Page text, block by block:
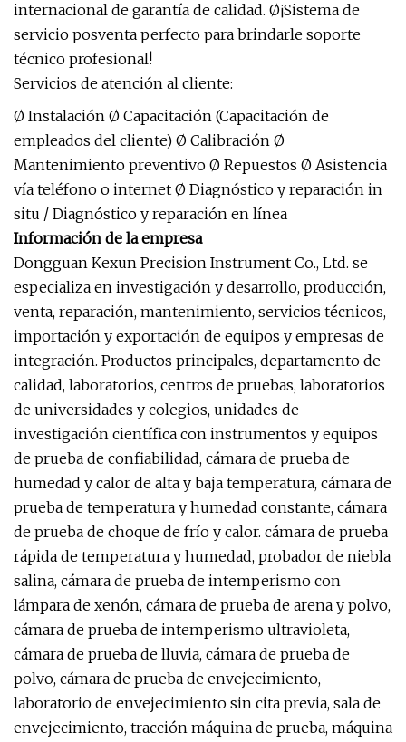
internacional de garantía de calidad. Ø¡Sistema de
servicio posventa perfecto para brindarle soporte
técnico profesional!
Servicios de atención al cliente:
Ø Instalación Ø Capacitación (Capacitación de
empleados del cliente) Ø Calibración Ø
Mantenimiento preventivo Ø Repuestos Ø Asistencia
vía teléfono o internet Ø Diagnóstico y reparación in
situ / Diagnóstico y reparación en línea
Información de la empresa
Dongguan Kexun Precision Instrument Co., Ltd. se
especializa en investigación y desarrollo, producción,
venta, reparación, mantenimiento, servicios técnicos,
importación y exportación de equipos y empresas de
integración. Productos principales, departamento de
calidad, laboratorios, centros de pruebas, laboratorios
de universidades y colegios, unidades de
investigación científica con instrumentos y equipos
de prueba de confiabilidad, cámara de prueba de
humedad y calor de alta y baja temperatura, cámara de
prueba de temperatura y humedad constante, cámara
de prueba de choque de frío y calor. cámara de prueba
rápida de temperatura y humedad, probador de niebla
salina, cámara de prueba de intemperismo con
lámpara de xenón, cámara de prueba de arena y polvo,
cámara de prueba de intemperismo ultravioleta,
cámara de prueba de lluvia, cámara de prueba de
polvo, cámara de prueba de envejecimiento,
laboratorio de envejecimiento sin cita previa, sala de
envejecimiento, tracción máquina de prueba, máquina